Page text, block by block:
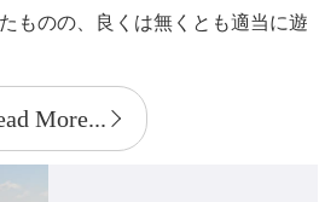
ものの、良くは無くとも適当に遊
More...